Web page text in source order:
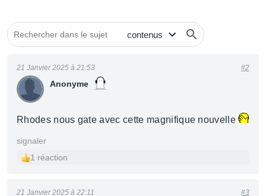
Anonyme
21 Janvier 2025 à 21:53 #2
Rhodes nous gate avec cette magnifique nouvelle
signaler
1 réaction
21 Janvier 2025 à 22:11 #3